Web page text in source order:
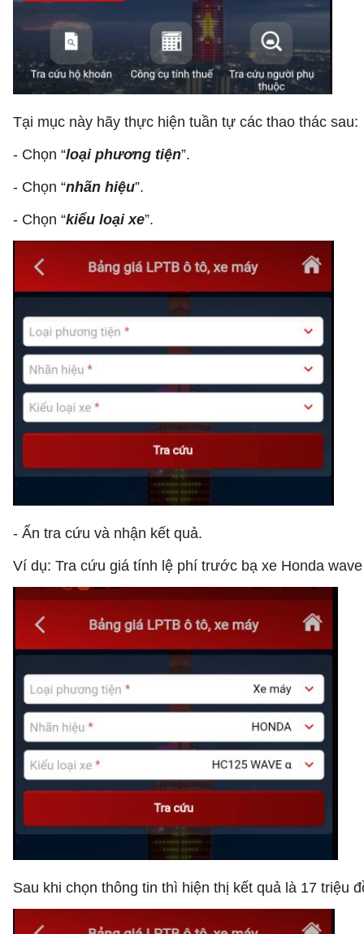
Tại mục này hãy thực hiện tuần tự các thao thác sau:
- Chọn “loại phương tiện”.
- Chọn “nhãn hiệu”.
- Chọn “kiểu loại xe”.
- Ấn tra cứu và nhận kết quả.
Ví dụ: Tra cứu giá tính lệ phí trước bạ xe Honda
Sau khi chọn thông tin thì hiện thị kết quả là 17 triệu